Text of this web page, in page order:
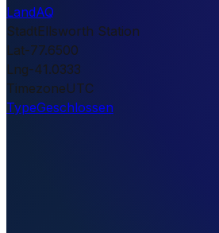
LandAQ
StadtEllsworth Station
Lat-77.6500
Lng-41.0333
TimezoneUTC
TypeGeschlossen